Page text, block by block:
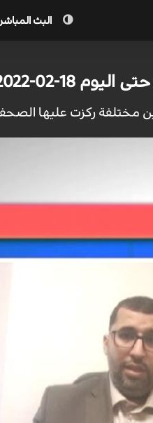
البث المباشر